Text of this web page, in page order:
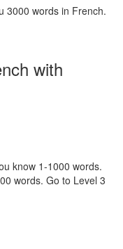
3000 words in French.
with
know 1-1000 words.
words. Go to Level 3